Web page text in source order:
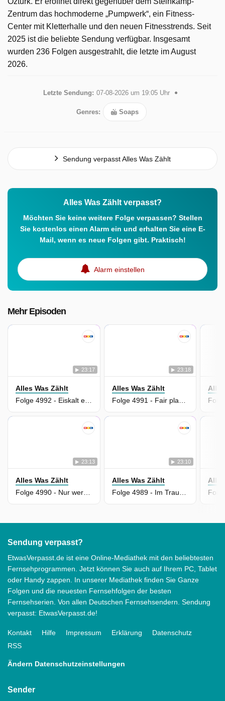
Zentrum das hochmoderne „Pumpwerk“, ein Fitness-
Center mit Kletterhalle und den neuen Fitnesstrends. Seit
2025 ist die beliebte Sendung verfügbar. Insgesamt
wurden 236 Folgen ausgestrahlt, die letzte im August
2026.
Letzte Sendung: 07-08-2026 um 19:05 Uhr
Genres: Soaps
Sendung verpasst Alles Was Zählt
Alles Was Zählt verpasst?
Möchten Sie keine weitere Folge verpassen? Stellen
Sie kostenlos einen Alarm ein und erhalten Sie eine E-
Mail, wenn es neue Folgen gibt. Praktisch!
Alarm einstellen
Mehr Episoden
23:17
Alles Was Zählt
Folge 4992 - Eiskalt erpresst
23:18
Alles Was Zählt
Folge 4991 - Fair play war gestern
23:13
Alles Was Zählt
23:10
Alles Was Zählt
Sendung verpasst?
EtwasVerpasst.de ist eine Online-Mediathek mit den beliebtesten
Fernsehprogrammen. Jetzt können Sie auch auf Ihrem PC, Tablet
oder Handy zappen. In unserer Mediathek finden Sie Ganze
Folgen und die neuesten Fernsehfolgen der besten
Fernsehserien. Von allen Deutschen Fernsehsendern. Sendung
verpasst: EtwasVerpasst.de!
Kontakt Hilfe Impressum Erklärung
Datenschutz
RSS
Ändern Datenschutzeinstellungen
Sender